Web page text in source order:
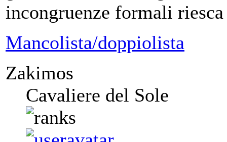
incongruenze formali
Mancolista/doppiolista
Zakimos
Cavaliere del Sole